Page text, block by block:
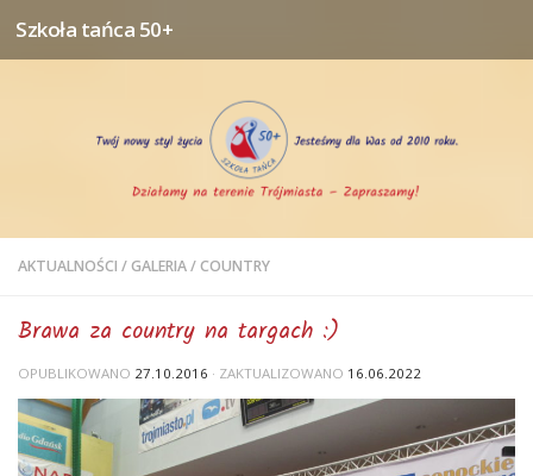
Przejdź do treści
Szkoła tańca 50+
AKTUALNOŚCI /GALERIA/COUNTRY
Brawa za country na targach :)
OPUBLIKOWANO 27.10.2016 · ZAKTUALIZOWANO 16.06.2022